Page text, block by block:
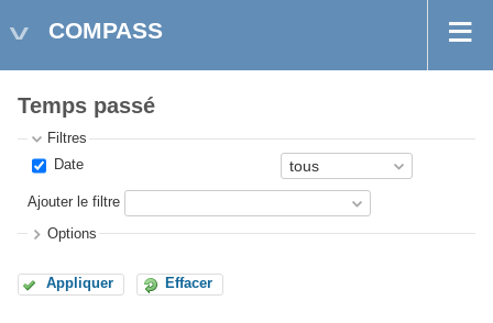
COMPASS
Temps passé
Filtres
Date
Ajouter le filtre
Options
Appliquer Effacer